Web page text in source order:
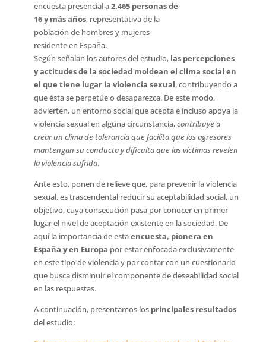
encuesta presencial a2.465 personas de
16 y más años, representativa de la
población de hombres y mujeres
residente en España.
Según señalan los autores del estudio, las percepciones
y actitudes de la sociedad moldean el clima social en
el que tiene lugar la violencia sexual, contribuyendo a
que ésta se perpetúe o desaparezca. De este modo,
advierten, un entorno social que acepta e incluso apoya la
violencia sexual en alguna circunstancia,contribuye a
crear un clima de tolerancia que facilita que los agresores
mantengan su conducta y dificulta que las víctimas revelen
la violencia sufrida.
Ante esto, ponen de relieve que, para prevenir la violencia
sexual, es trascendental reducir su aceptabilidad social, un
objetivo, cuya consecución pasa por conocer en primer
lugar el nivel de aceptación existente en la sociedad. De
aquí la importancia de estaencuesta, pionera en
España y en Europa por estar enfocada exclusivamente
en este tipo de violencia y por contar con un cuestionario
que busca disminuir el componente de deseabilidad social
en las respuestas.
A continuación, presentamos los principales resultados
del estudio: